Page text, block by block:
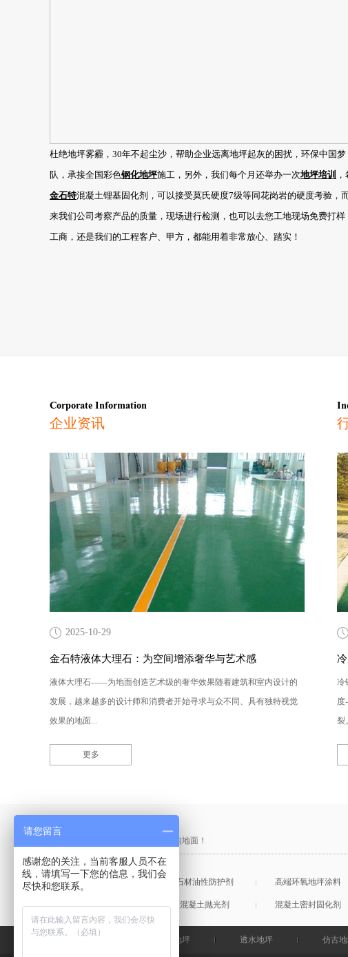
杜绝地坪雾霾，30年不起尘沙，帮助企业远离地坪起灰的困扰，环保中国梦
队，承接全国彩色钢化地坪施工，另外，我们每个月还举办一次地坪培训
金石特混凝土锂基固化剂，可以接受莫氏硬度7级等同花岗岩的硬度考验
来我们公司考察产品的质量，现场进行检测，也可以去您工地现场免费打
工商，还是我们的工程客户、甲方，都能用着非常放心、踏实！
Corporate Information
企业资讯
2025-10-29
金石特液体大理石：为空间增添奢华与艺术感
液体大理石——为地面创造艺术级的奢华效果随着建筑和室内设计的
发展，越来越多的设计师和消费者开始寻求与众不同、具有独特视觉
效果的地面...
更多
冷
度
裂
产品采购直通车
做中国最硬的地坪，金石特钢化您的地面！
混凝土表面增强剂 石材油性防护剂 高端环氧地坪涂料
混凝土润色剂 混凝土抛光剂 混凝土密封固化剂
钢化地坪 透水地坪 仿古
请您留言
感谢您的关注，当前客服人员不在
线，请填写一下您的信息，我们会
尽快和您联系。